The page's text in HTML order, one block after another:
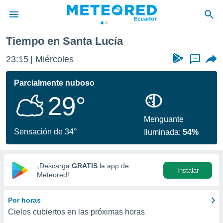
de
ha
que se
calidad.
a este
las
y
digital
basada
Tiempo en Santa Lucía
23:15 Miércoles ...
Parcialmente nuboso
29°
Sensación de 34°
Menguante
Iluminada:54%
¡Descarga GRATIS la app de
Meteored!
Instalar
Por horas
Cielos cubiertos en las próximas horas